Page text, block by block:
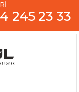
245 23 33